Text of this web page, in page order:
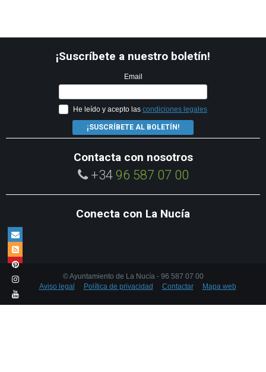
¡Suscríbete a nuestro boletín!
Email
He leído y acepto las condiciones legales
¡SUSCRÍBETE AL BOLETÍN!
Contacta con nosotros
+34 96 587 07 00
Conecta con La Nucía
© Ayuntamiento de La Nucía - 96 587 07 00
Aviso legal
Política de privacidad Contactar Mapa web